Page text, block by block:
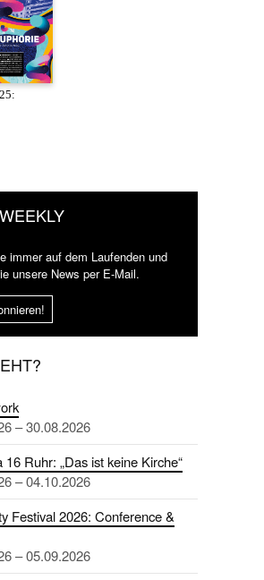
immer auf dem Laufenden und
unsere News per E-Mail.
– 30.08.2026
16 Ruhr: „Das ist keine Kirche“
– 04.10.2026
Festival 2026: Conference &
– 05.09.2026